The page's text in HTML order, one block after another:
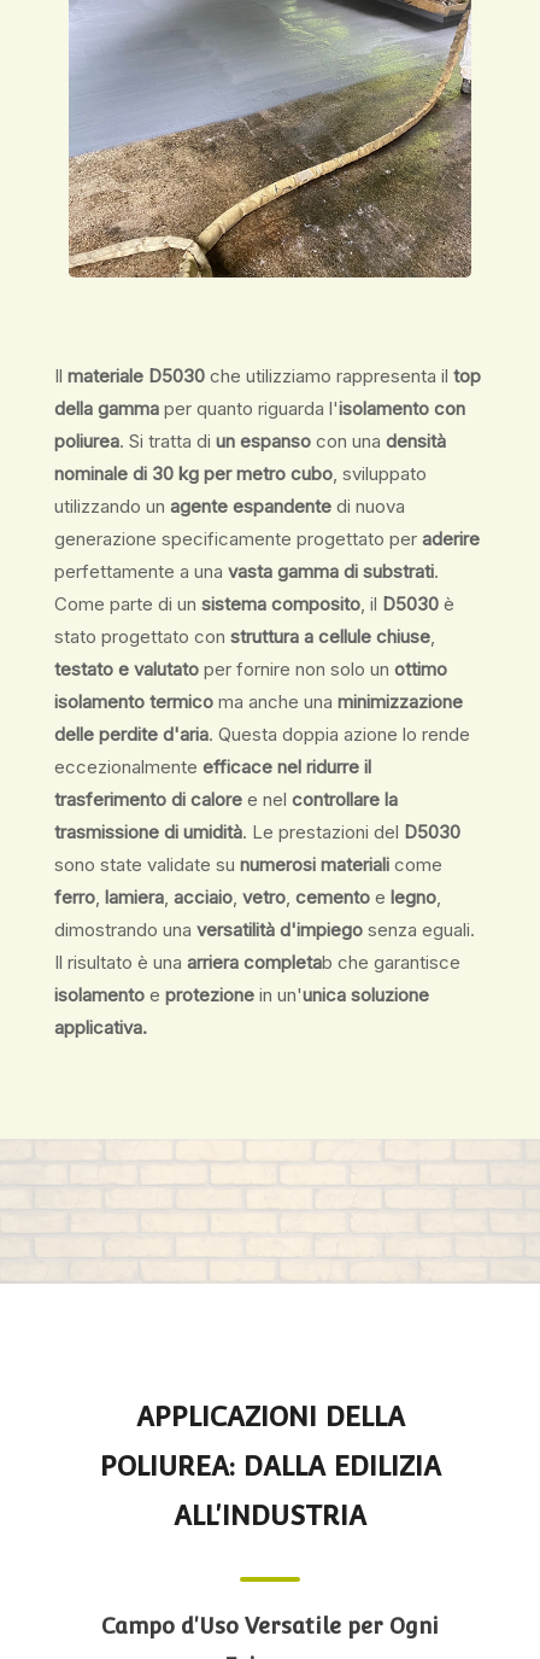
Il materiale D5030 che utilizziamo rappresenta il top
della gamma per quanto riguarda l'isolamento con
poliurea. Si tratta di un espanso con una densità
nominale di 30 kg per metro cubo , sviluppato
utilizzando un agente espandente di nuova
generazione specificamente progettato per aderire
perfettamente a una vasta gamma di substrati.
Come parte di un sistema composito , il D5030 è
stato progettato con struttura a cellule chiuse
testato e valutato per fornire non solo un ottimo
isolamento termico ma anche una minimizzazione
delle perdite d'aria. Questa doppia azione lo rende
eccezionalmente efficace nel ridurre il
trasferimento di calore e nel controllare la
trasmissione di umidità. Le prestazioni del D5030
sono state validate su numerosi materiali come
ferro lamiera acciaio vetro cemento e legno
dimostrando una versatilità d'impiego senza eguali.
Il risultato è una arriera completab che garantisce
isolamento e protezione in un'unica soluzione
applicativa.
APPLICAZIONI DELLA
POLIUREA: DALLA EDILIZIA
ALL'INDUSTRIA
Campo d'Uso Versatile per Ogni